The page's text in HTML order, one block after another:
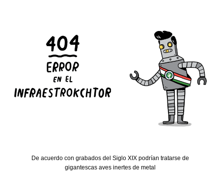
De acuerdo con grabados del Siglo XIX podrían tratarse de
gigantescas aves inertes de metal